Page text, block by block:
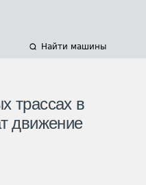
Найти машины
трассах в
движение